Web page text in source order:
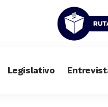
Legislativo